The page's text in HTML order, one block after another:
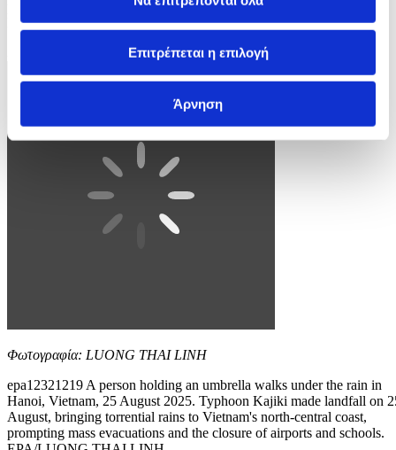
Επιτρέπεται η επιλογή
Άρνηση
prompting mass evacuations and the closure of airports and schools.
EPA/LUONG THAI LINH
Φωτογραφία: LUONG THAI LINH
epa12321219 A person holding an umbrella walks under the rain in
Hanoi, Vietnam, 25 August 2025. Typhoon Kajiki made landfall on
August, bringing torrential rains to Vietnam's north-central coast,
prompting mass evacuations and the closure of airports and schools.